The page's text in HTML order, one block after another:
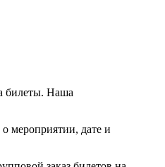
билеты. Наша
мероприятии, дате и